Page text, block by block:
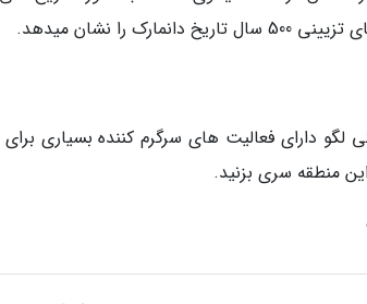
را نشان ­میدهد.
لگو دارای فعالیت­ های سرگرم کننده بسیاری
منطقه سری بزنید.